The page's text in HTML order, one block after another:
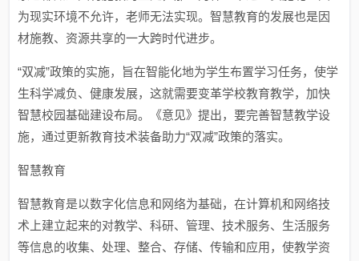
为现实环境不允许，老师无法实现。智慧教育的发展也是因
材施教、资源共享的一大跨时代进步。
“双减”政策的实施，旨在智能化地为学生布置学习任务，使学
生科学减负、健康发展，这就需要变革学校教育教学，加快
智慧校园基础建设布局。《意见》提出，要完善智慧教学设
施，通过更新教育技术装备助力“双减”政策的落实。
智慧教育
智慧教育是以数字化信息和网络为基础，在计算机和网络技
术上建立起来的对教学、科研、管理、技术服务、生活服务
等信息的收集、处理、整合、存储、传输和应用，使教学资